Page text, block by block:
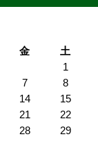
金
土
1
7
8
14
15
21
22
28
29